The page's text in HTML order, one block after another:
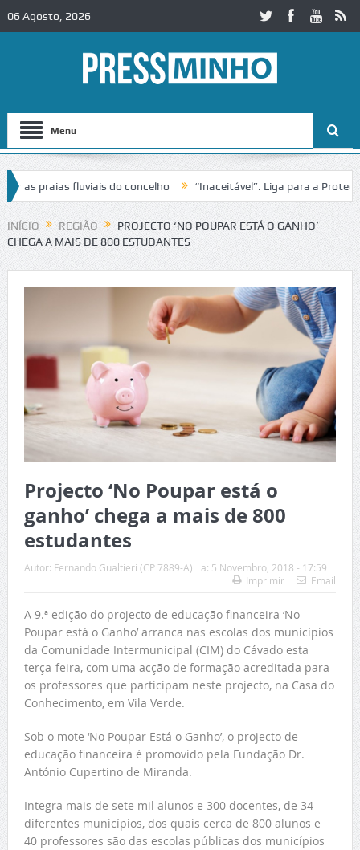
06 Agosto, 2026
Menu
praias fluviais do concelho “Inaceitável”. Liga para a Proteção
de trânsito no IC2 em Alcobaça Igreja do Castelo de
INÍCIO REGIÃO
PROJECTO ‘NO POUPAR ESTÁ O GANHO’
CHEGA A MAIS DE 800 ESTUDANTES
Projecto ‘No Poupar está o
ganho’ chega a mais de 800
estudantes
Autor: Fernando Gualtieri (CP 7889-A) a: 5 Novembro, 2018 - 17:59
Imprimir
Email
A 9.ª edição do projecto de educação financeira ‘No
Poupar está o Ganho’ arranca nas escolas dos municípios
da Comunidade Intermunicipal (CIM) do Cávado esta
terça-feira, com uma acção de formação acreditada para
os professores que participam neste projecto, na Casa do
Conhecimento, em Vila Verde.
Sob o mote ‘No Poupar Está o Ganho’, o projecto de
educação financeira é promovido pela Fundação Dr.
António Cupertino de Miranda.
Integra mais de sete mil alunos e 300 docentes, de 34
diferentes municípios, dos quais cerca de 800 alunos e
40 professores são das escolas públicas dos municípios